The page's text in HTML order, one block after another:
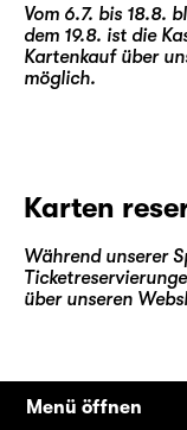
Vom 6.7. bis 18.8.
dem 19.8. ist die
Kartenkauf über
möglich.
Karten
Während unserer
über unseren
Menü öffnen